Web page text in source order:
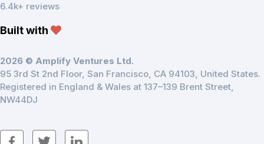
6.4k+ reviews
Built with
2026 © Amplify Ventures Ltd.
95 3rd St 2nd Floor, San Francisco, CA 94103, United States.
Registered in England & Wales at 137–139 Brent Street,
NW44DJ